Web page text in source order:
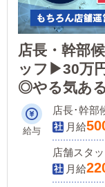
店長・幹部
ッフ▶30万
◎やる気あ
では貴方も
給与
店長･幹部
月給
店舗スタ
月給